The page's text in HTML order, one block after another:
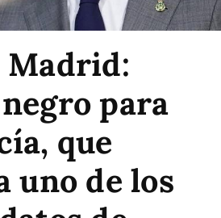
Madrid:
para
que
uno de los